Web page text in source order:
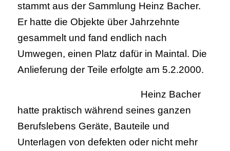
stammt aus der Sammlung Heinz Bacher.
Er hatte die Objekte über Jahrzehnte
gesammelt und fand endlich nach
Umwegen, einen Platz dafür in Maintal. Die
Anlieferung der Teile erfolgte am 5.2.2000.
Heinz Bacher
hatte praktisch während seines ganzen
Berufslebens Geräte, Bauteile und
Unterlagen von defekten oder nicht mehr